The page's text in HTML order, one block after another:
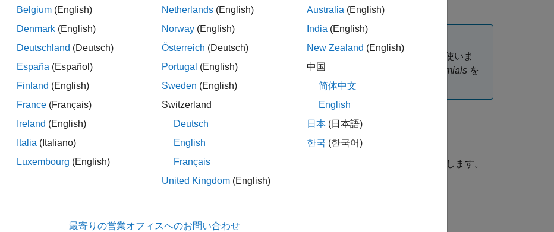
この関数は、p が素数のとき、GF(p
m ) の計算を行います。GF(2 ) で実行するには、関数
を使いま
す。詳細については、
Primitive Polynomials and Element Representations Finding Primitive Polynomials を
参照してください。
= gfprimdf(m, p)は、GF(p ) に対する既定の原始多項式の係数を昇べきの順に与える行ベクトルを出力します。
Belgium (English)
Denmark (English)
Deutschland (Deutsch)
España (Español)
Finland (English)
France (Français)
Ireland (English)
Italia (Italiano)
Luxembourg (English)
Netherlands (English)
Norway (English)
Österreich (Deutsch)
Portugal (English)
Sweden (English)
Switzerland
Deutsch
English
Français
United Kingdom (English)
Australia (English)
India (English)
New Zealand (English)
中国
简体中文
English
日本 (日本語)
한국 (한국어)
最寄りの営業オフィスへのお問い合わせ